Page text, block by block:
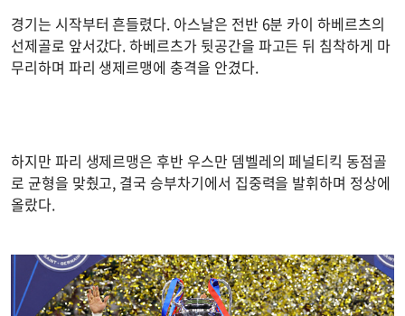
경기는 시작부터 흔들렸다. 아스날은 전반 6분 카이 하베르츠의
선제골로 앞서갔다. 하베르츠가 뒷공간을 파고든 뒤 침착하게 마
무리하며 파리 생제르맹에 충격을 안겼다.
하지만 파리 생제르맹은 후반 우스만 뎀벨레의 페널티킥 동점골
로 균형을 맞췄고, 결국 승부차기에서 집중력을 발휘하며 정상에
올랐다.